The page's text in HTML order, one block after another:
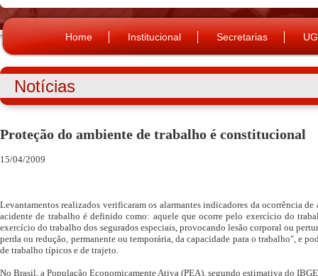
Home Institucional Secretarias
Notícias
Proteção do ambiente de trabalho é constitucional
15/04/2009
Levantamentos realizados verificaram os alarmantes indicadores da ocorrência
acidente de trabalho é definido como: aquele que ocorre pelo exercício do
exercício do trabalho dos segurados especiais, provocando lesão corporal ou
perda ou redução, permanente ou temporária, da capacidade para o trabalho", e
de trabalho típicos e de trajeto.
No Brasil, a População Economicamente Ativa (PEA), segundo estimativa do